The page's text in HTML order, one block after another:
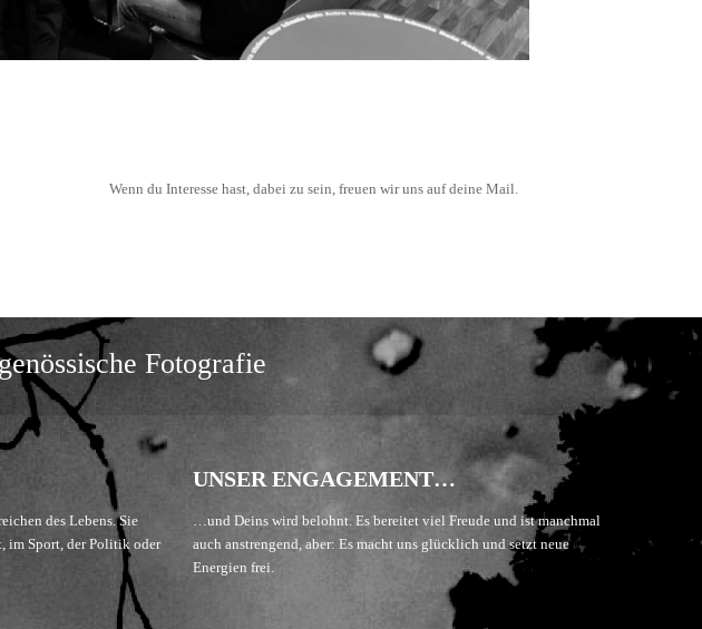
Wenn du Interesse hast, dabei zu sein, freuen wir uns auf deine Mail.
Fotografie
des Lebens. Sie
im Sport, der Politik oder
UNSER ENGAGEMENT…
…und Deins wird belohnt. Es bereitet viel Freude und ist manchmal
auch anstrengend, aber: Es macht uns glücklich und setzt neue
Energien frei.